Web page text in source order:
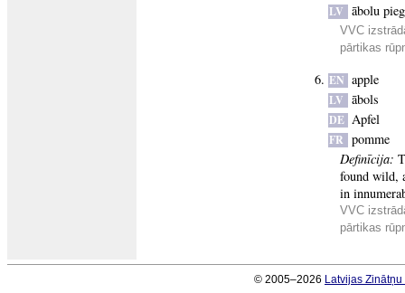
LV ābolu
VVC
pārtikas
EN apple
LV ābols
DE Apfel
FR pomme
Definīcija:
found wild,
in
VVC
pārtikas
© 2005–2026 Latvijas